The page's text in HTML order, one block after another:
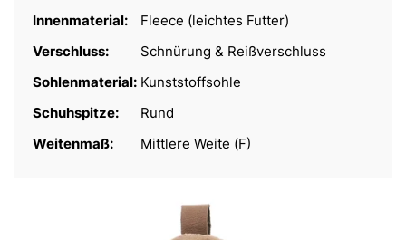
Innenmaterial:
Fleece (leichtes Futter)
Verschluss:
Schnürung & Reißverschluss
Sohlenmaterial: Kunststoffsohle
Schuhspitze:
Rund
Weitenmaß:
Mittlere Weite (F)